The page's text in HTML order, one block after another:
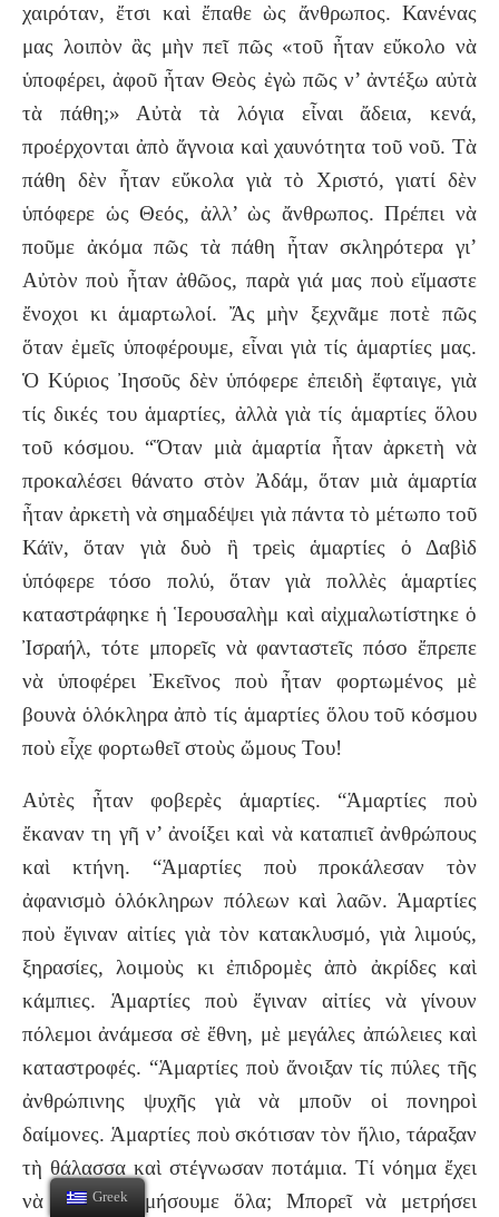
χαιρόταν, ἔτσι καὶ ἔπαθε ὼς ἄνθρωπος. Κανένας
μας λοιπὸν ἂς μὴν πεῖ πῶς «τοῦ ἦταν εὔκολο νὰ
ὑποφέρει, ἀφοῦ ἦταν Θεὸς ἐγὼ πῶς ν’ ἀντέξω αὐτὰ
τὰ πάθη;» Αὐτὰ τὰ λόγια εἶναι ἄδεια, κενά,
προέρχονται ἀπὸ ἄγνοια καὶ χαυνότητα τοῦ νοῦ. Τὰ
πάθη δὲν ἦταν εὔκολα γιὰ τὸ Χριστό, γιατί δὲν
ὑπόφερε ὡς Θεός, ἀλλ’ ὼς ἄνθρωπος. Πρέπει νὰ
ποῦμε ἀκόμα πῶς τὰ πάθη ἦταν σκληρότερα γι’
Αὐτὸν ποὺ ἦταν ἀθῶος, παρὰ γιά μας ποὺ εἴμαστε
ἔνοχοι κι ἁμαρτωλοί. Ἄς μὴν ξεχνᾶμε ποτὲ πῶς
ὅταν ἐμεῖς ὑποφέρουμε, εἶναι γιὰ τίς ἁμαρτίες μας.
Ὁ Κύριος Ἰησοῦς δὲν ὑπόφερε ἐπειδὴ ἔφταιγε, γιὰ
τίς δικές του ἁμαρτίες, ἀλλὰ γιὰ τίς ἁμαρτίες ὅλου
τοῦ κόσμου. “Ὅταν μιὰ ἁμαρτία ἦταν ἀρκετὴ νὰ
προκαλέσει θάνατο στὸν Ἀδάμ, ὅταν μιὰ ἁμαρτία
ἦταν ἀρκετὴ νὰ σημαδέψει γιὰ πάντα τὸ μέτωπο τοῦ
Κάϊν, ὅταν γιὰ δυὸ ἢ τρεὶς ἁμαρτίες ὁ Δαβὶδ
ὑπόφερε τόσο πολύ, ὅταν γιὰ πολλὲς ἁμαρτίες
καταστράφηκε ἡ Ἱερουσαλὴμ καὶ αἰχμαλωτίστηκε ὁ
Ἰσραήλ, τότε μπορεῖς νὰ φανταστεῖς πόσο ἔπρεπε
νὰ ὑποφέρει Ἐκεῖνος ποὺ ἦταν φορτωμένος μὲ
βουνὰ ὁλόκληρα ἀπὸ τίς ἁμαρτίες ὅλου τοῦ κόσμου
ποὺ εἶχε φορτωθεῖ στοὺς ὤμους Του!
Αὐτὲς ἦταν φοβερὲς ἁμαρτίες. “Ἁμαρτίες ποὺ
ἔκαναν τη γῆ ν’ ἀνοίξει καὶ νὰ καταπιεῖ ἀνθρώπους
καὶ κτήνη. “Ἁμαρτίες ποὺ προκάλεσαν τὸν
ἀφανισμὸ ὁλόκληρων πόλεων καὶ λαῶν. Ἁμαρτίες
ποὺ ἔγιναν αἰτίες γιὰ τὸν κατακλυσμό, γιὰ λιμούς,
ξηρασίες, λοιμοὺς κι ἐπιδρομὲς ἀπὸ ἀκρίδες καὶ
κάμπιες. Ἁμαρτίες ποὺ ἔγιναν αἰτίες νὰ γίνουν
πόλεμοι ἀνάμεσα σὲ ἔθνη, μὲ μεγάλες ἀπώλειες καὶ
καταστροφές. “Ἁμαρτίες ποὺ ἄνοιξαν τίς πύλες τῆς
ἀνθρώπινης ψυχῆς γιὰ νὰ μποῦν οἱ πονηροὶ
δαίμονες. Ἁμαρτίες ποὺ σκότισαν τὸν ἥλιο, τάραξαν
τὴ θάλασσα καὶ στέγνωσαν ποτάμια. Τί νόημα ἔχει
νὰ τ’ ἄπαριθμήσουμε ὅλα; Μπορεῖ νὰ μετρήσει
Greek